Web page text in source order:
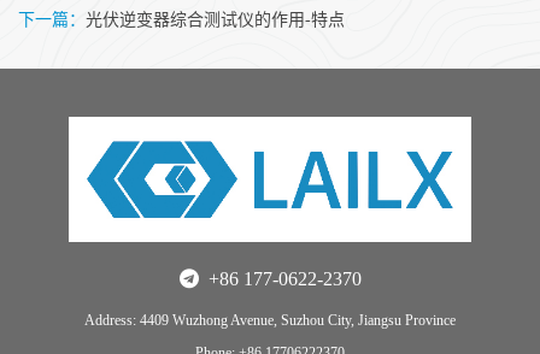
下一篇： 光伏逆变器综合测试仪的作用-特点
+86 177-0622-2370
Address: 4409 Wuzhong Avenue, Suzhou City, Jiangsu Province